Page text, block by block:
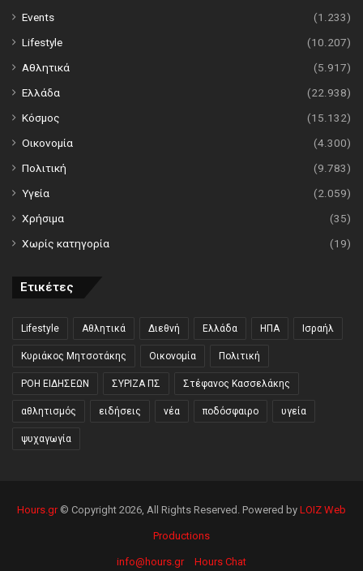
Events
(1.233)
Lifestyle
(10.207)
Αθλητικά
(5.917)
Ελλάδα
(22.938)
Κόσμος
(15.132)
Οικονομία
(4.300)
Πολιτική
(9.783)
Υγεία
(2.059)
Χρήσιμα
(35)
Χωρίς κατηγορία
(19)
Ετικέτες
Lifestyle Αθλητικά Διεθνή Ελλάδα ΗΠΑ Ισραήλ
Κυριάκος Μητσοτάκης Οικονομία Πολιτική
ΡΟΗ ΕΙΔΗΣΕΩΝ ΣΥΡΙΖΑ ΠΣ Στέφανος Κασσελάκης
αθλητισμός ειδήσεις νέα ποδόσφαιρο υγεία
ψυχαγωγία
Hours.gr© Copyright 2026, All Rights Reserved. Powered by LOIZ Web
Productions
info@hours.gr Hours Chat